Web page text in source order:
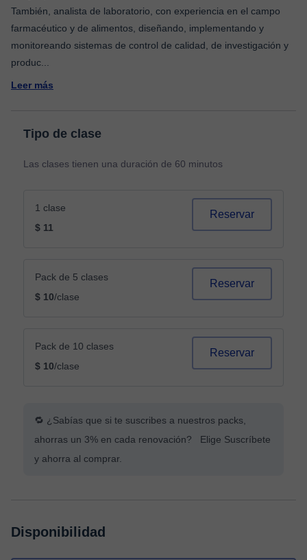
También, analista de laboratorio, con experiencia en el campo
farmacéutico y de alimentos, diseñando, implementando y
monitoreando sistemas de control de calidad, de investigación y
produc
Leer más
Tipo de clase
Las clases tienen una duración de 60 minutos
1 clase
$ 11
Reservar
Pack de 5 clases
$ 10/clase
Reservar
Pack de 10 clases
$ 10/clase
Reservar
🔁 ¿Sabías que si te suscribes a nuestros packs,
ahorras un 3% en cada renovación? Elige Suscríbete
y ahorra al comprar.
Disponibilidad